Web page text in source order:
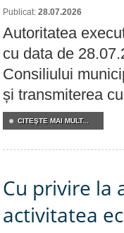
Publicat: 28.07.2026
Autoritatea
cu data de
Consiliului
și transmiterea
CITEŞTE MAI MULT...
Cu privire la
activitatea